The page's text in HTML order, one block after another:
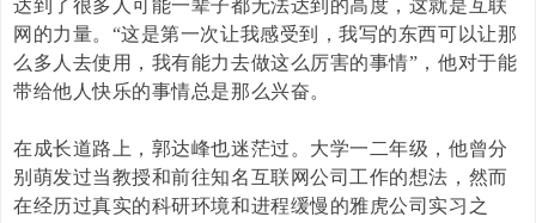
达到了很多人可能一辈子都无法达到的高度，这就是互联
网的力量。“这是第一次让我感受到，我写的东西可以让那
么多人去使用，我有能力去做这么厉害的事情”，他对于能
带给他人快乐的事情总是那么兴奋。
在成长道路上，郭达峰也迷茫过。大学一二年级，他曾分
别萌发过当教授和前往知名互联网公司工作的想法，然而
在经历过真实的科研环境和进程缓慢的雅虎公司实习之